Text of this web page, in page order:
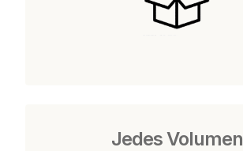
Jedes Volumen